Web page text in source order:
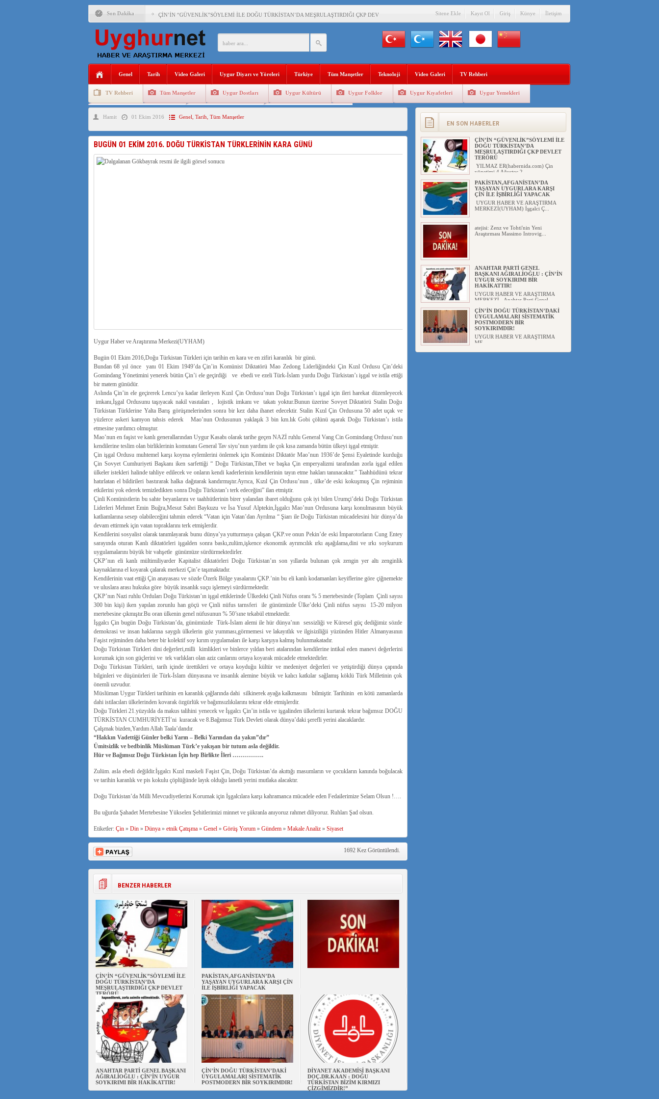
Son Dakika ÇİN’İN “GÜVENLİK”SÖYLEMİ İLE DOĞU TÜRKİSTAN’DA MEŞRULAŞTIRDIĞI ÇKP DEVLET TERÖRÜ
PAKİSTAN,AFGANİSTAN’DA YAŞAYAN UYGURLARA KARŞI ÇİN İLE İŞBİRLİĞİ YAPACAK
ANAHTAR PARTİ GENEL BAŞKANI AĞIRALİOĞLU : ÇİN’İN UYGUR SOYKIRIMI BİR HAKİKATTIR!
ÇİN’İN DOĞU TÜRKİSTAN’DAKİ UYGULAMALARI SİSTEMATİK POSTMODERN BİR SOYKIRIMDIR!
150 YILDIR KAYNAYAN YARAMIZ : ÇİN İŞGALİNDEKİ DOĞU TÜRKİSTAN
ÇİN’İN UYGUR POLİTİKALARINI ÖVEN DİYANET AKADEMİSİ BAŞKANI’NA TEPKİLER SÜRÜYOR
Sitene Ekle Kayıt Ol Giriş Künye İletişim
Genel Tarih Video Galeri Uygur Diyarı ve Yöreleri Türkiye Tüm Manşetler Teknoloji Video Galeri TV Rehberi
TV Rehberi Tüm Manşetler Uygur Dostları Uygur Kültürü Uygur Folklor Uygur Kıyafetleri Uygur Yemekleri
Uygurlarda Düğün ve Cenaze
Hamit 01 Ekim 2016 Genel Tarih Tüm Manşetler
BUGÜN 01 EKİM 2016. DOĞU TÜRKİSTAN TÜRKLERİNİN KARA GÜNÜ
Uygur Haber ve Araştırıma Merkezi(UYHAM)
Bugün 01 Ekim 2016,Doğu Türkistan Türkleri için tarihin en kara ve en zifiri karanlık bir günü.
Bundan 68 yıl önce yanı 01 Ekim 1949’da Çin’in Komünist Diktatörü Mao Zedong Liderliğindeki Çin Kızıl Ordusu Çin’deki
Gomindang Yönetimini yenerek bütün Çin’i ele geçirdiği ve ebedi ve ezeli Türk-İslam yurdu Doğu Türkistan’ı işgal ve istila ettiği
bir matem günüdür.
Aslında Çin’in ele geçirerek Lencu’ya kadar ilerleyen Kızıl Çin Ordusu’nun Doğu Türkistan’ı işgal için ileri harekat düzenleyecek
imkanı,İşgal Ordusunu taşıyacak nakil vasıtaları , lojistik imkanı ve takatı yoktur.Bunun üzerine Sovyet Diktatörü Stalin Doğu
Türkistan Türklerine Yalta Barış görüşmelerinden sonra bir kez daha ihanet edecektir. Stalin Kızıl Çin Ordusuna 50 adet uçak ve
yüzlerce askeri kamyon tahsis ederek Mao’nun Ordusunun yaklaşık 3 bin km.lık Gobi çölünü aşarak Doğu Türkistan’ı istila
etmesine yardımcı olmuştur.
Mao’nun en faşist ve kanlı generallarından Uygur Kasabı olarak tarihe geçen NAZİ ruhlu General Vang Cin Gomindang Ordusu’nun
kendilerine teslim olan birliklerinin komutanı General Tav siyu’nun yardımı ile çok kısa zamanda bütün ülkeyi işgal etmiştir.
Çin işgal Ordusu muhtemel karşı koyma eylemlerini önlemek için Komünist Diktatör Mao’nun 1936’de Şensi Eyaletinde kurduğu
Çin Sovyet Cumhuriyeti Başkanı iken sarfettiği “ Doğu Türkistan,Tibet ve başka Çin emperyalizmi tarafından zorla işgal edilen
ülkeler istekleri halinde tahliye edilecek ve onların kendi kaderlerinin kendilerinin tayın etme hakları tanınacaktır.” Taahhüdünü tekrar
hatırlatan el bildirileri bastırarak halka dağıtarak kandırmıştır.Ayrıca, Kızıl Çin Ordusu’nun , ülke’de eski kokuşmuş Çin rejiminin
etkilerini yok ederek temizledikten sonra Doğu Türkistan’ı terk edeceğini” ilan etmiştir.
Çinli Komünistlerin bu sahte beyanlarını ve taahhütlerinin birer yalandan ibaret olduğunu çok iyi bilen Urumçi’deki Doğu Türkistan
Liderleri Mehmet Emin Buğra,Mesut Sabri Baykuzu ve İsa Yusuf Alptekin,İşgalcı Mao’nun Ordusuna karşı konulmasının büyük
katliamlarına sesep olabileceğini tahmin ederek “Vatan için Vatan’dan Ayrılma “ Şiarı ile Doğu Türkistan mücadelesini hür dünya’da
devam ettirmek için vatan topraklarını terk etmişlerdir.
Kendilerini sosyalist olarak tanımlayarak bunu dünya’ya yutturmaya çalışan ÇKP.ve onun Pekin’de eski İmparotorların Cung Entey
sarayında oturan Kanlı diktatörleri işgalden sonra baskı,zulüm,işkence ekonomik ayrımcılık ırkı aşağılama,dini ve ırkı soykurum
uygulamalarını büyük bir vahşetle günümüze sürdürmektedirler.
ÇKP’nın eli kanlı mültimiliyarder Kapitalist diktatörleri Doğu Türkistan’ın son yıllarda bulunan çok zengin yer altı zenginlik
kaynaklarına el koyarak çalarak merkezi Çin’e taşımaktadır.
Kendilerinin vaat ettiği Çin anayasası ve sözde Özerk Bölge yasalarını ÇKP.’nin bu eli kanlı kodamanları keyiflerine göre çiğnemekte
ve uluslara arası hukuka göre büyük insanlık suçu işlemeyi sürdürmektedir.
ÇKP’nın Nazi ruhlu Orduları Doğu Türkistan’ın işgal ettiklerinde Ülkedeki Çinli Nüfus oranı % 5 mertebesinde (Toplam Çinli sayısı
300 bin kişi) iken yapılan zorunlu han göçü ve Çinli nüfus tarnsferi ile günümüzde Ülke’deki Çinli nüfus sayısı 15-20 milyon
mertebesine çıkmıştır.Bu oran ülkenin genel nüfusunun % 50’sıne tekabül etmektedir.
İşgalcı Çin bugün Doğu Türkistan’da, günümüzde Türk-İslam alemi ile hür dünya’nın sessizliği ve Küresel güç dediğimiz sözde
demokrasi ve insan haklarına saygılı ülkelerin göz yumması,görmemesi ve lakayıtlık ve ilgisiziliğii yüzünden Hitler Almanyasının
Faşist rejiminden daha beter bir kolektif soy kırım uygulamaları ile karşı karşıya kalmış bulunmakatadır.
Doğu Türkistan Türkleri dini değerleri,milli kimlikleri ve binlerce yıldan beri atalarından kendilerine intikal eden manevi değerlerini
korumak için son güçlerini ve tek varlıkları olan aziz canlarını ortaya koyarak mücadele etmektedirler.
Doğu Türkistan Türkleri, tarih içinde ürettikleri ve ortaya koyduğu kültür ve medeniyet değerleri ve yetiştirdiği dünya çapında
bilginleri ve düşünürleri ile Türk-İslam dünyasına ve insanlık alemine büyük ve kalıcı katkılar sağlamış köklü Türk Milletinin çok
önemli uzvudur.
Müslüman Uygur Türkleri tarihinin en karanlık çağlarında dahi silkinerek ayağa kalkmasını bilmiştir. Tarihinin en kötü zamanlarda
dahi istilacıları ülkelerinden kovarak özgürlük ve bağımsızlıkılarını tekrar elde etmişlerdir.
Doğu Türkleri 21.yüzyılda da makus talihini yenecek ve İşgalcı Çin’in istila ve işgalinden ülkelerini kurtarak tekrar bağımsız DOĞU
TÜRKİSTAN CUMHURİYETİ’ni kuracak ve 8.Bağımsız Türk Devleti olarak dünya’daki şerefli yerini alacaklardır.
Çalşmak bizden,Yardım Allah Taala’dandır.
“Hakkın Vadettiği Günler belki Yarın – Belki Yarından da yakın”dır”
Ümitsizlik ve bedbinlik Müslüman Türk’e yakışan bir tutum asla değildir.
Hür ve Bağımsız Doğu Türkistan İçin hep Birlikte İleri …………….
Zulüm. asla ebedi değildir.İşgalcı Kızıl maskeli Faşist Çin, Doğu Türkistan’da akıttığı masumların ve çocukların kanında boğulacak
ve tarihin karanlık ve pis kokulu çöplüğünde layık olduğu lanetli yerini mutlaka alacaktır.
Doğu Türkistan’da Milli Mevcudiyetlerini Korumak için İşgalcılara karşı kahramanca mücadele eden Fedailerimize Selam Olsun !….
Bu uğurda Şahadet Mertebesine Yükselen Şehitlerimizi minnet ve şükranla anıyoruz rahmet diliyoruz. Ruhları Şad olsun.
Etiketler: Çin» Din» Dünya» etnik Çatışma» Genel» Görüş Yorum» Gündem» Makale Analiz» Siyaset
1692 Kez Görüntülendi.
BENZER HABERLER
ÇİN’İN “GÜVENLİK”SÖYLEMİ İLE
DOĞU TÜRKİSTAN’DA
MEŞRULAŞTIRDIĞI ÇKP DEVLET
TERÖRÜ
PAKİSTAN,AFGANİSTAN’DA
YAŞAYAN UYGURLARA KARŞI ÇİN
İLE İŞBİRLİĞİ YAPACAK
ANAHTAR PARTİ GENEL BAŞKANI
AĞIRALİOĞLU : ÇİN’İN UYGUR
SOYKIRIMI BİR HAKİKATTIR!
ÇİN’İN DOĞU TÜRKİSTAN’DAKİ
UYGULAMALARI SİSTEMATİK
POSTMODERN BİR SOYKIRIMDIR!
DİYANET AKADEMİSİ BAŞKANI
DOÇ.DR.KAAN : DOĞU
TÜRKİSTAN BİZİM KIRMIZI
ÇİZGİMİZDİR!”
EN SON HABERLER
ÇİN’İN “GÜVENLİK”SÖYLEMİ İLE
DOĞU TÜRKİSTAN’DA
MEŞRULAŞTIRDIĞI ÇKP DEVLET
TERÖRÜ
YILMAZ ER(habernida.com) Çin
yönetimi 4 Ağustos 2...
PAKİSTAN,AFGANİSTAN’DA
YAŞAYAN UYGURLARA KARŞI
ÇİN İLE İŞBİRLİĞİ YAPACAK
UYGUR HABER VE ARAŞTIRMA
MERKEZİ(UYHAM) İşgalci Ç...
atejisi: Zenz ve Tohti'nin Yeni
Araştırması Massimo Introvig...
ANAHTAR PARTİ GENEL
BAŞKANI AĞIRALİOĞLU : ÇİN’İN
UYGUR SOYKIRIMI BİR
HAKİKATTIR!
UYGUR HABER VE ARAŞTIRMA
MERKEZİ Anahtar Parti Genel
ÇİN’İN DOĞU TÜRKİSTAN’DAKİ
UYGULAMALARI SİSTEMATİK
POSTMODERN BİR
SOYKIRIMDIR!
UYGUR HABER VE ARAŞTIRMA
ME...
DİYANET AKADEMİSİ BAŞKANI